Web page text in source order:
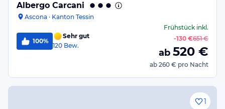
Albergo Carcani
Ascona · Kanton Tessin
100%
Sehr gut
120 Bew.
Frühstückinkl.
-130 €651 €
ab 520 €
ab 260 € pro Nacht
1